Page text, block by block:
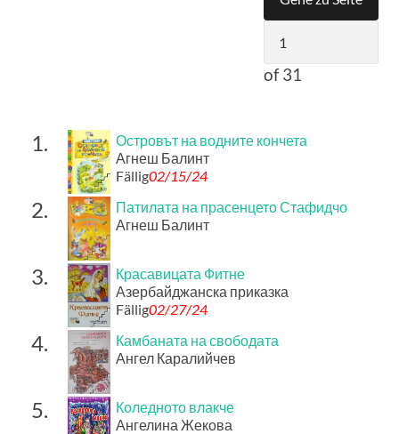
of 31
1.
Островът на водните кончета
Агнеш Балинт
Fällig02/15/24
2.
Патилата на прасенцето Стафидчо
Агнеш Балинт
3.
Красавицата Фитне
Азербайджанска приказка
Fällig02/27/24
4.
Камбаната на свободата
Ангел Каралийчев
5.
Коледното влакче
Ангелина Жекова